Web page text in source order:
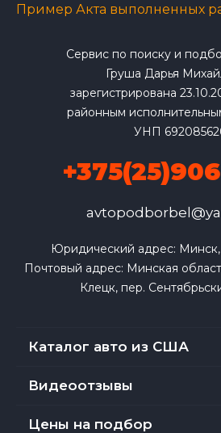
Пример Акта выполненных
Сервис по поиску и
Груша Дарья
зарегистрирована
районным
УНП
Юридический адрес: Минск,
Почтовый адрес: Минская
Клецк, пер.
Каталог авто из США
Видеоотзывы
Цены на подбор